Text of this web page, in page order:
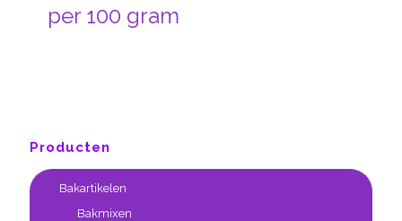
per 100 gram
Producten
Bakartikelen
Bakmixen